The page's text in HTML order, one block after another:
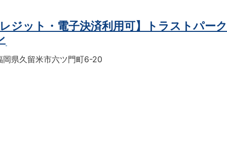
レジット・電子決済利用可】トラストパー
岡県久留米市六ツ門町6-20